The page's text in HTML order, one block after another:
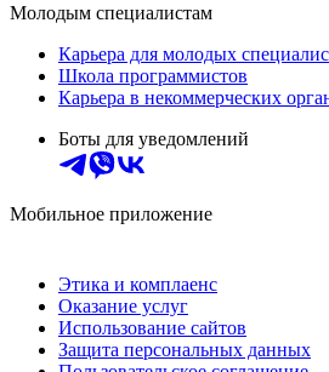
Молодым специалистам
Карьера для молодых
Школа программистов
Карьера в некоммерческих
Боты для уведомлений
Мобильное приложение
Этика и комплаенс
Оказание услуг
Использование сайтов
Защита персональных данных